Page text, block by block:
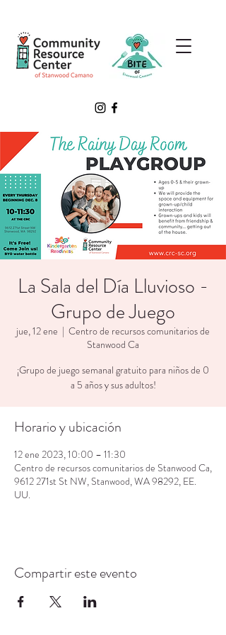
La Sala del Día Lluvioso -
Grupo de Juego
jue, 12 ene
  |
Centro de recursos comunitarios de
Stanwood Ca
¡Grupo de juego semanal gratuito para niños de 0
a 5 años y sus adultos!
Horario y ubicación
12 ene 2023, 10:00 – 11:30
Centro de recursos comunitarios de Stanwood Ca,
9612 271st St NW, Stanwood, WA 98292, EE.
UU.
Compartir este evento